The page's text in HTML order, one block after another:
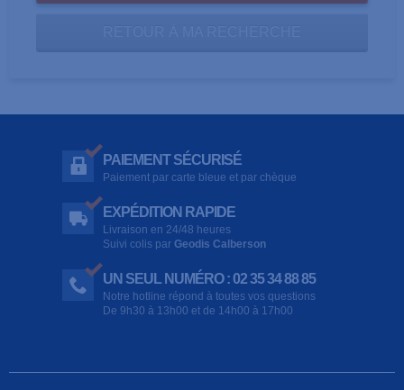
PAIEMENT SÉCURISÉ
Paiement par carte bleue et par chèque
EXPÉDITION RAPIDE
Livraison en 24/48 heures
Suivi colis par Geodis Calberson
UN SEUL NUMÉRO : 02 35 34 88 85
Notre hotline répond à toutes vos questions
De 9h30 à 13h00 et de 14h00 à 17h00